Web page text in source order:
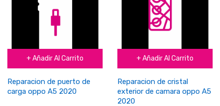
+ Añadir Al Carrito
Reparacion de puerto de
carga oppo A5 2020
+ Añadir Al Carrito
Reparacion de cristal
exterior de camara oppo A5
2020